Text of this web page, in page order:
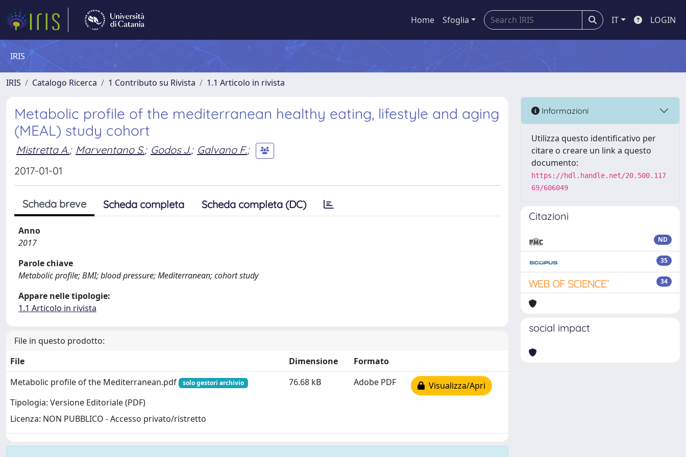
Home Sfoglia IT LOGIN
IRIS
IRIS Catalogo Ricerca 1 Contributo su Rivista 1.1 Articolo in rivista
Metabolic profile of the mediterranean healthy eating, lifestyle and aging
(MEAL) study cohort
Mistretta A.; Marventano S.; Godos J.; Galvano F.;
2017-01-01
Scheda breve Scheda completa Scheda completa (DC)
Anno
2017
Parole chiave
Metabolic profile; BMI; blood pressure; Mediterranean; cohort study
Appare nelle tipologie:
1.1 Articolo in rivista
File in questo prodotto:
File
Dimensione
Formato
Metabolic profile of the Mediterranean.pdf
solo gestori archivio
Tipologia: Versione Editoriale (PDF)
Licenza: NON PUBBLICO - Accesso privato/ristretto
76.68 kB Adobe PDF Visualizza/Apri
Informazioni
Utilizza questo identificativo per
citare o creare un link a questo
documento:
https://hdl.handle.net/20.500.117
69/606049
Citazioni
ND
35
34
social impact